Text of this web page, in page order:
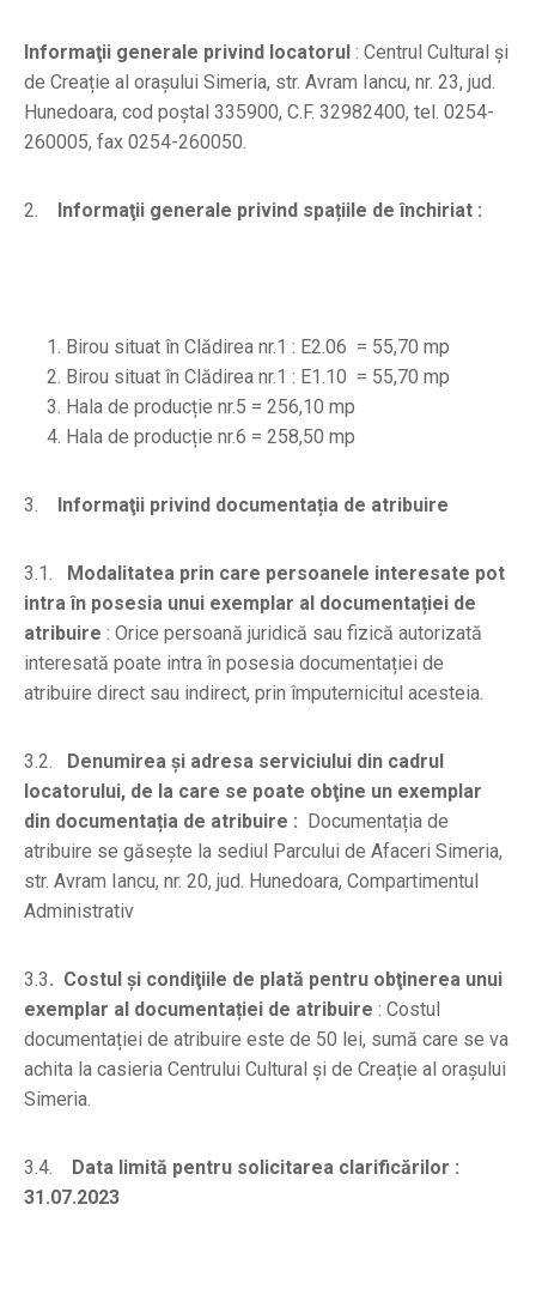
Informaţii generale privind locatorul : Centrul Cultural și
de Creație al orașului Simeria, str. Avram Iancu, nr. 23, jud.
Hunedoara, cod poştal 335900, C.F. 32982400, tel. 0254-
260005, fax 0254-260050.
2. Informaţii generale privind spațiile de închiriat :
Birou situat în Clădirea nr.1 : E2.06 = 55,70 mp
Birou situat în Clădirea nr.1 : E1.10 = 55,70 mp
Hala de producție nr.5 = 256,10 mp
Hala de producție nr.6 = 258,50 mp
3. Informaţii privind documentația de atribuire
3.1. Modalitatea prin care persoanele interesate pot
intra în posesia unui exemplar al documentației de
atribuire : Orice persoană juridică sau fizică autorizată
interesată poate intra în posesia documentației de
atribuire direct sau indirect, prin împuternicitul acesteia.
3.2. Denumirea şi adresa serviciului din cadrul
locatorului, de la care se poate obţine un exemplar
din documentația de atribuire : Documentația de
atribuire se găseşte la sediul Parcului de Afaceri Simeria,
str. Avram Iancu, nr. 20, jud. Hunedoara, Compartimentul
Administrativ
3.3. Costul şi condiţiile de plată pentru obţinerea unui
exemplar al documentației de atribuire : Costul
documentației de atribuire este de 50 lei, sumă care se va
achita la casieria Centrului Cultural și de Creație al orașului
Simeria.
3.4. Data limită pentru solicitarea clarificărilor :
31.07.2023